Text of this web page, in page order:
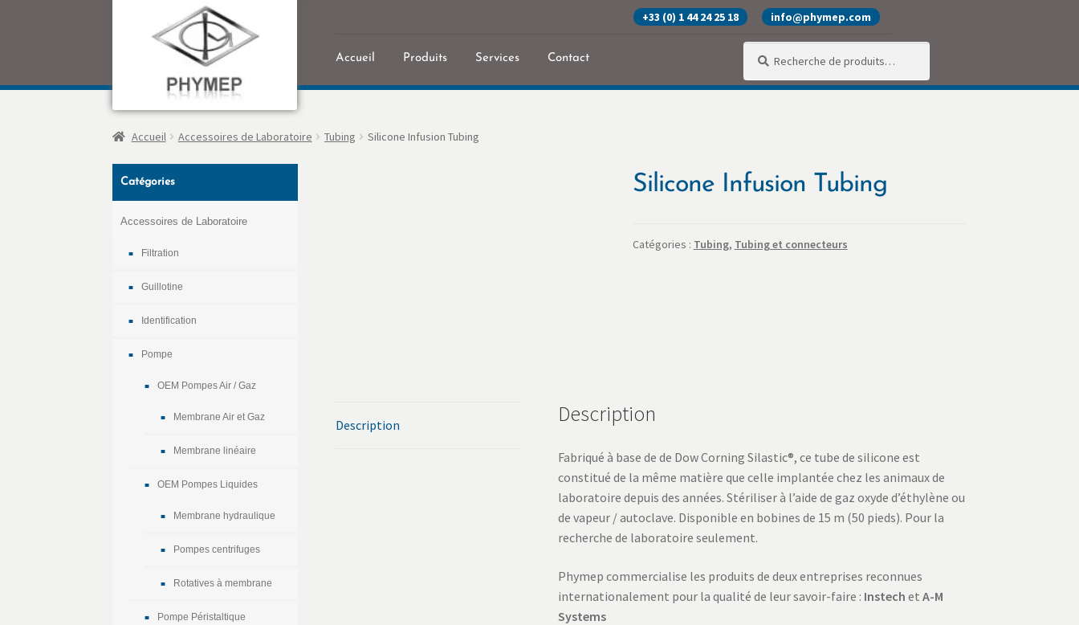
+33 (0) 1 44 24 25 18 info@phymep.com
Accueil Produits Services Contact
Recherche
pour :
Accueil Accessoires de Laboratoire Tubing Silicone Infusion Tubing
Silicone Infusion Tubing
Catégories : Tubing, Tubing et connecteurs
Description Description
Fabriqué à base de de Dow Corning Silastic®, ce tube de silicone est
constitué de la même matière que celle implantée chez les animaux de
laboratoire depuis des années. Stériliser à l’aide de gaz oxyde d’éthylène ou
de vapeur / autoclave. Disponible en bobines de 15 m (50 pieds). Pour la
recherche de laboratoire seulement.
Phymep commercialise les produits de deux entreprises reconnues
internationalement pour la qualité de leur savoir-faire : Instech etA-M
Systems
Catégories
Accessoires de Laboratoire
Filtration
Guillotine
Identification
Pompe
OEM Pompes Air / Gaz
Membrane Air et Gaz
Membrane linéaire
OEM Pompes Liquides
Membrane hydraulique
Pompes centrifuges
Rotatives à membrane
Pompe Péristaltique